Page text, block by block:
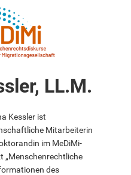
LL.M.
Kessler ist
Mitarbeiterin
im MeDiMi-
„Menschenrechtliche
des